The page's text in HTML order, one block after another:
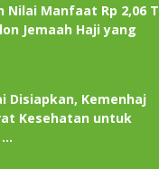
Nilai Manfaat Rp 2,06 T
Jemaah Haji yang
Disiapkan, Kemenhaj
Kesehatan untuk
…